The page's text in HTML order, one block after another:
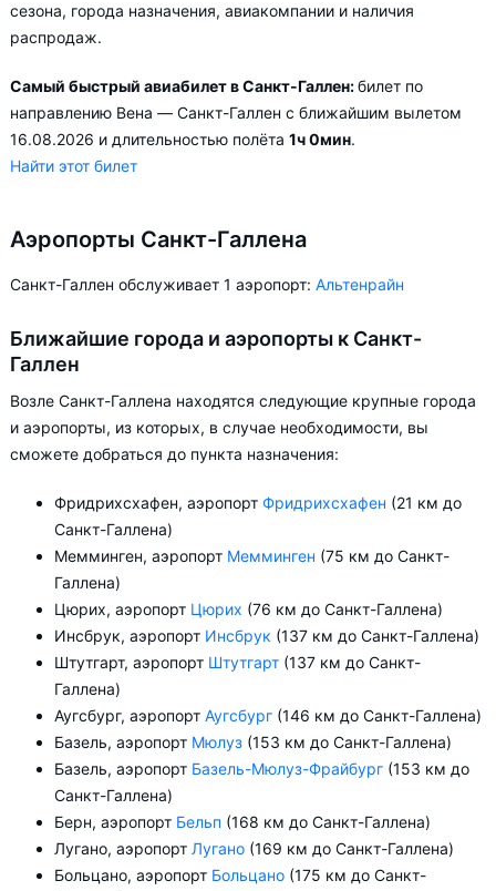
сезона, города назначения, авиакомпании и наличия
распродаж.
Самый быстрый авиабилет в Санкт-Галлен:билет по
направлению Вена — Санкт-Галлен с ближайшим вылетом
16.08.2026 и длительностью полёта 1ч 0мин.
Найти этот билет
Аэропорты Санкт-Галлена
Санкт-Галлен обслуживает 1 аэропорт: Альтенрайн
Ближайшие города и аэропорты к Санкт-
Галлен
Возле Санкт-Галлена находятся следующие крупные города
и аэропорты, из которых, в случае необходимости, вы
сможете добраться до пункта назначения:
Фридрихсхафен, аэропорт Фридрихсхафен (21 км до
Санкт-Галлена)
Мемминген, аэропорт Мемминген (75 км до Санкт-
Галлена)
Цюрих, аэропорт Цюрих (76 км до Санкт-Галлена)
Инсбрук, аэропорт Инсбрук (137 км до Санкт-Галлена)
Штутгарт, аэропорт Штутгарт (137 км до Санкт-
Галлена)
Аугсбург, аэропорт Аугсбург (146 км до Санкт-Галлена)
Базель, аэропорт Мюлуз (153 км до Санкт-Галлена)
Базель, аэропорт Базель-Мюлуз-Фрайбург (153 км до
Санкт-Галлена)
Берн, аэропорт Бельп (168 км до Санкт-Галлена)
Лугано, аэропорт Лугано (169 км до Санкт-Галлена)
Больцано, аэропорт Больцано (175 км до Санкт-